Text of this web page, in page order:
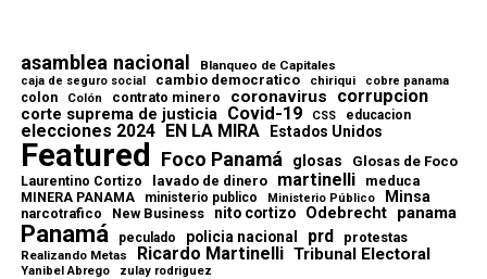
asamblea nacional Blanqueo de Capitales
caja de seguro social cambio democratico chiriqui cobre panama
colon Colón contrato minero coronavirus corrupcion
corte suprema de justicia Covid-19 CSS educacion
elecciones 2024 EN LA MIRA Estados Unidos
Featured Foco Panamá glosas Glosas de Foco
Laurentino Cortizo lavado de dinero martinelli meduca
MINERA PANAMA ministerio publico Ministerio Público Minsa
narcotrafico New Business nito cortizo Odebrecht panama
Panamá peculado policia nacional prd protestas
Realizando Metas Ricardo Martinelli Tribunal Electoral
Yanibel Abrego zulay rodriguez